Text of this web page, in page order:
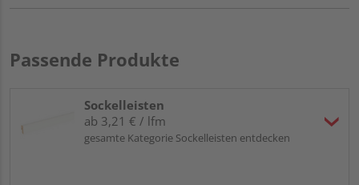
Passende Produkte
Sockelleisten
ab 3,21 € / lfm
gesamte Kategorie Sockelleisten entdecken